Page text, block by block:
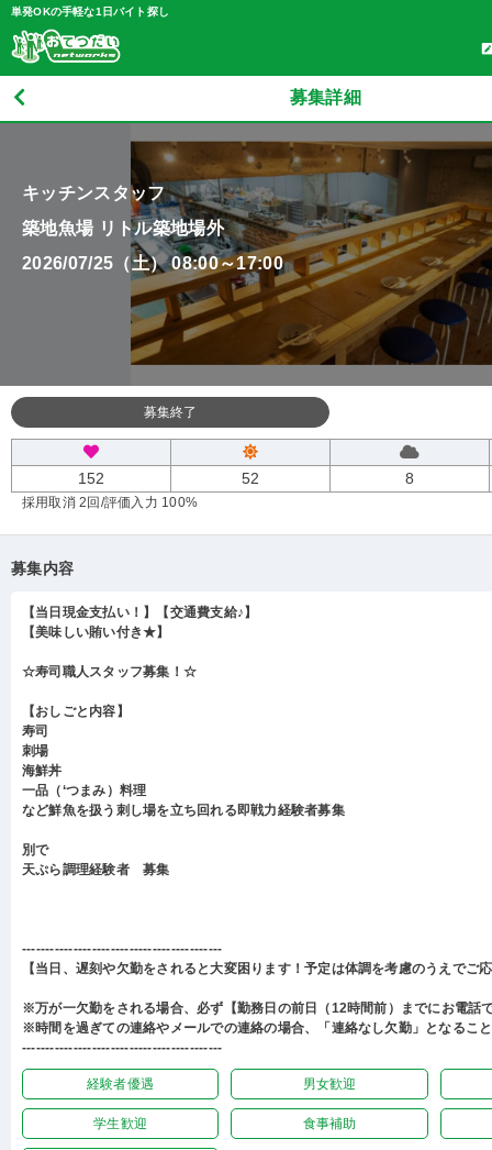
単発OKの手軽な1日バイト探し
募集詳細
キッチンスタッフ
築地魚場 リトル築地場外
2026/07/25（土） 08:00～17:00
募集終了
152 52 8
採用取消 2回 /評価入力 100%
募集内容
【当日現金支払い！】【交通費支給♪】
【美味しい賄い付き★】
☆寿司職人スタッフ募集！☆
【おしごと内容】
寿司
刺場
海鮮丼
一品（‘つまみ）料理
など鮮魚を扱う刺し場を立ち回れる即戦力経験者募集
別で
天ぷら調理経験者 募集
-------------------------------------------
【当日、遅刻や欠勤をされると大変困ります！予定は体調を考慮のうえでご
※万が一欠勤をされる場合、必ず【勤務日の前日（12時間前）までにお電話
※時間を過ぎての連絡やメールでの連絡の場合、「連絡なし欠勤」となるこ
-------------------------------------------
経験者優遇 男女歓迎
学生歓迎 食事補助